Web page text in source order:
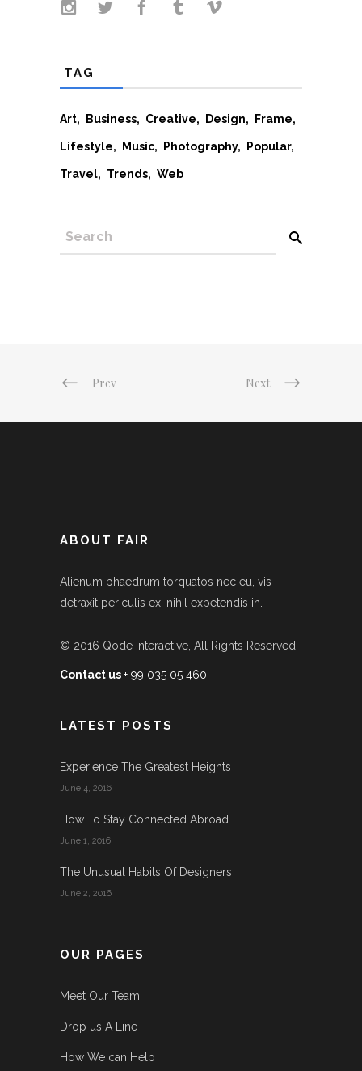
TAG
Art Business Creative Design Frame
Lifestyle Music Photography Popular
Travel Trends Web
SEARCH
Prev Next
ABOUT FAIR
Alienum phaedrum torquatos nec eu, vis
detraxit periculis ex, nihil expetendis in.
© 2016 Qode Interactive, All Rights Reserved
Contact us+ 99 035 05 460
LATEST POSTS
Experience The Greatest Heights
June 4, 2016
How To Stay Connected Abroad
June 1, 2016
The Unusual Habits Of Designers
June 2, 2016
OUR PAGES
Meet Our Team
Drop us A Line
How We can Help